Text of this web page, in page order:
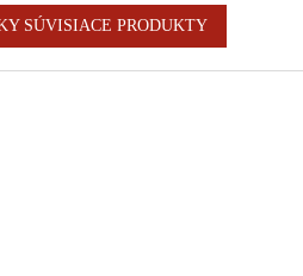
SÚVISIACE PRODUKTY